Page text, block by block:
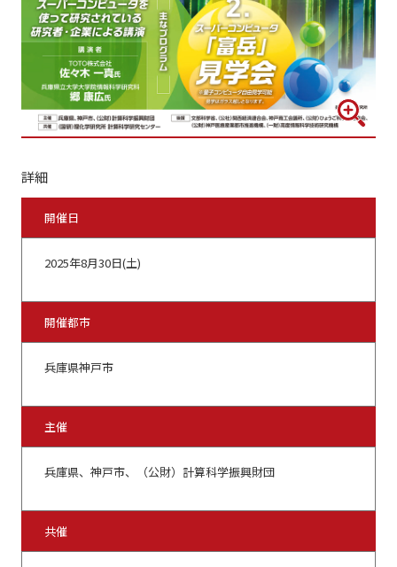
詳細
開催日
2025年8月30日(土)
開催都市
兵庫県神戸市
主催
兵庫県、神戸市、（公財）計算科学振興財団
共催